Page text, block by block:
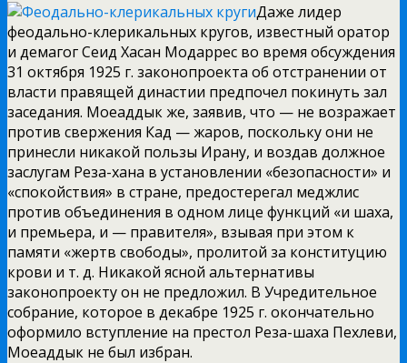
Даже лидер
феодально-клерикальных кругов, известный оратор
и демагог Сеид Хасан Модаррес во время обсуждения
31 октября 1925 г. законопроекта об отстранении от
власти правящей династии предпочел покинуть зал
заседания. Моеаддык же, заявив, что — не возражает
против свержения Кад — жаров, поскольку они не
принесли никакой пользы Ирану, и воздав должное
заслугам Реза-хана в установлении «безопасности» и
«спокойствия» в стране, предостерегал меджлис
против объединения в одном лице функций «и шаха,
и премьера, и — правителя», взывая при этом к
памяти «жертв свободы», пролитой за конституцию
крови и т. д. Никакой ясной альтернативы
законопроекту он не предложил. В Учредительное
собрание, которое в декабре 1925 г. окончательно
оформило вступление на престол Реза-шаха Пехлеви,
Моеаддык не был избран.